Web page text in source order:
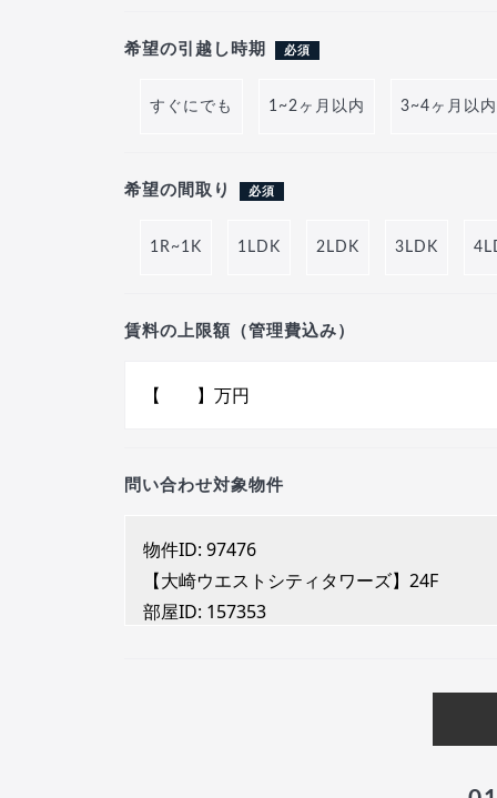
希望の引越し時期 必須
すぐにでも 1~2ヶ月以内 3~4ヶ月以内
希望の間取り 必須
1R~1K 1LDK 2LDK 3LDK
賃料の上限額（管理費込み）
問い合わせ対象物件